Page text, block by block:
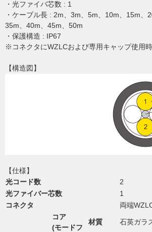
・光ファイバ芯数 : 1
・ケーブル長 : 2m、3m、5m、10m、15m、
35m、40m、45m、50m
・保護構造 : IP67
※コネクタにWZLCおよび専用キャップ使用時
【構造図】
【仕様】
光コード数
2
光ファイバー芯数
1
コネクタ
両端
コア
(モードフ
材質 石英ガラ